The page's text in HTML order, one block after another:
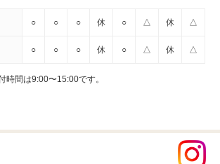
○ ○ ○ 休 ○ △ 休 △
○ ○ ○ 休 ○ △ 休 △
間は9:00〜15:00です。